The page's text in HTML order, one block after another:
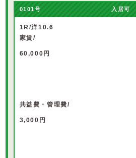
0101号 入居可
1R/洋10.6
家賃/
60,000円
共益費・管理費/
3,000円